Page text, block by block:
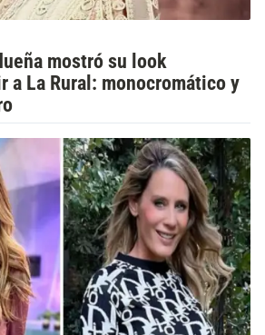
mostró su look
a La Rural: monocromático y